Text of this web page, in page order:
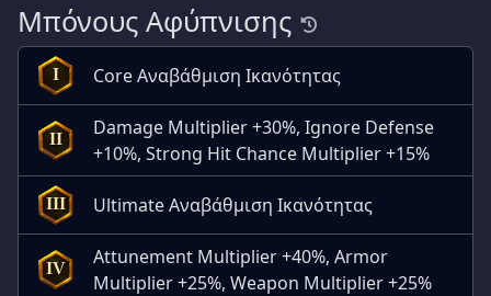
Μπόνους Αφύπνισης
I Core Αναβάθμιση Ικανότητας
II
Damage Multiplier +30%, Ignore Defense
+10%, Strong Hit Chance Multiplier +15%
III Ultimate Αναβάθμιση Ικανότητας
IV
Attunement Multiplier +40%, Armor
Multiplier +25%, Weapon Multiplier +25%